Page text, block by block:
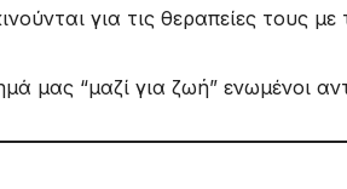
για τις θεραπείες τους
μας “μαζί για ζωή” ενωμένοι